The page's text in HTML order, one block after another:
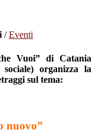
su
BdT
di
Catania
invita
1°
/Eventi
Vuoi” di Catania
organizza la
sul tema:
nuovo”